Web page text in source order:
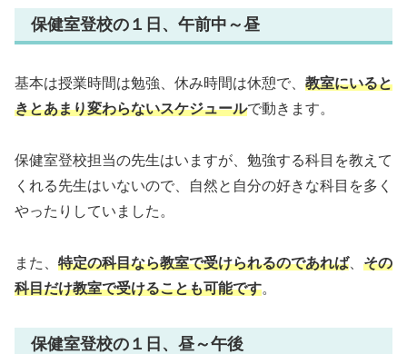
保健室登校の１日、午前中～昼
基本は授業時間は勉強、休み時間は休憩で、 教室にいると
きとあまり変わらないスケジュールで動きます。
保健室登校担当の先生はいますが、勉強する科目を教えて
くれる先生はいないので、自然と自分の好きな科目を多く
やったりしていました。
また、 特定の科目なら教室で受けられるのであれば、 その
科目だけ教室で受けることも可能です。
保健室登校の１日、昼～午後